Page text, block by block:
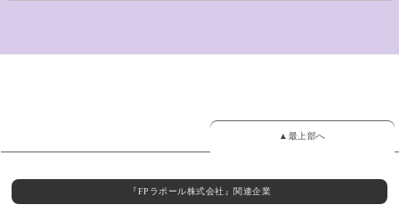
▲最上部へ
『FPラポール株式会社』関連企業